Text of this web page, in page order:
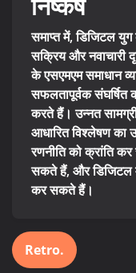
समाप्त में, डिजिटल युग
सक्रिय और
के एसएमएम समाधान
सफलतापूर्वक
करते हैं। उन्नत सामग्री
आधारित विश्लेषण का
रणनीति को क्रांति
सकते हैं, और डिजिटल
कर सकते हैं।
Retro.